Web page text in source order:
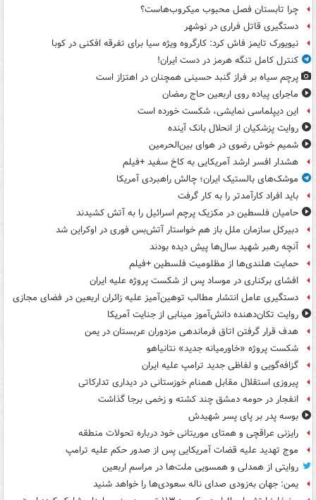
چرا تابستان فصل محبوب میکروب‌هاست؟
دستگیری قاتل فراری در نوشهر
نیویورک تایمز فاش کرد: کارگروه ویژه سیا برای تفرقه افکنی در کوبا
کنترل کامل تنگه هرمز در دست ایران!
پرچم سیاه بر فراز گنبد حسینی همچنان در اهتزاز است
ماجرای پیاده روی اربعین حاج رمضان
این دیپلماسی نمایشی، شکست خورده است
روایت پزشکیان از انحلال بانک آینده
شمیم خوش رضوی در هوای بین‌الحرمین
هشدار افسر ارشد آمریکایی به کاخ سفید +فیلم
موشک‌های بالستیک ایران؛ چالش راهبردی آمریکا
باید افراد کارآمدتر را به کار گرفت
حامیان فلسطین در مکزیک پرچم اسرائیل را به آتش کشیدند
دبیرکل سازمان ملل باز هم خواستار آتش‌بس فوری در اوکراین شد
آنچه رهبر شهید سال‌ها پیش دیده بودند
حمایت هلندی‌ها از مظلومیت فلسطین +فیلم
افشای برکناری در موساد پس از شکست پروژه علیه ایران
دستگیری عامل انتشار مطالب توهین‌آمیز علیه زائران اربعین در فضای مجازی
روایت تکان‌دهنده دانش‌آموز مینابی از جنایت آمریکا
هدف قرار گرفتن اتاق‌ فرماندهی مزدوران عربستان در یمن
شکست پروژه «خاورمیانه جدید» نتانیاهو
گزافه‌گویی و لفاظی جدید ترامپ علیه ایران
پیروزی استقلال مقابل همنام خوزستانی در دیداری تدارکاتی
انفجار در حومه دمشق چند کشته و زخمی برجا گذاشت
بوسه‌ پدر بر پای پسر شهیدش
رایزنی عراقچی و همتای موریتانی خود درباره تحولات منطقه
موج تهدید علیه قضات آمریکایی پس از صدور حکم علیه ترامپ
روایتی از همدلی و همسویی ملت‌ها در مراسم اربعین
یمن: جهان به‌زودی صدای ناله سعودی‌ها را خواهد شنید